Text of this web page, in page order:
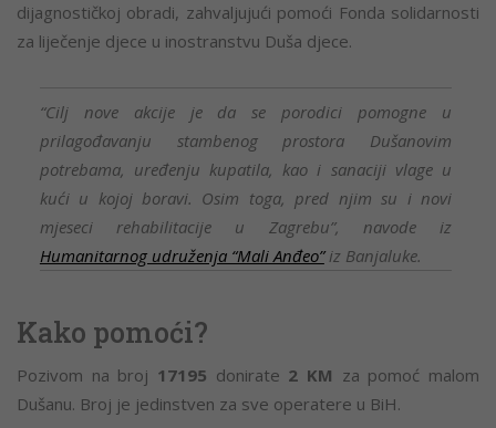
dijagnostičkoj obradi, zahvaljujući pomoći Fonda solidarnosti
za liječenje djece u inostranstvu Duša djece.
“Cilj nove akcije je da se porodici pomogne u
prilagođavanju stambenog prostora Dušanovim
potrebama, uređenju kupatila, kao i sanaciji vlage u
kući u kojoj boravi. Osim toga, pred njim su i novi
mjeseci rehabilitacije u Zagrebu”, navode iz
Humanitarnog udruženja “Mali Anđeo”iz Banjaluke.
Kako pomoći?
Pozivom na broj 17195 donirate 2 KM za pomoć malom
Dušanu. Broj je jedinstven za sve operatere u BiH.